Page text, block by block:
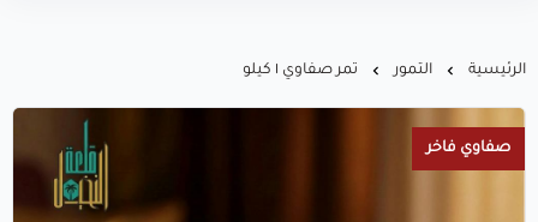
الرئيسية التمور تمر صفاوي ١ كيلو
صفاوي فاخر